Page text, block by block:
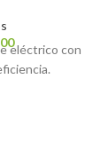
eléctrico con